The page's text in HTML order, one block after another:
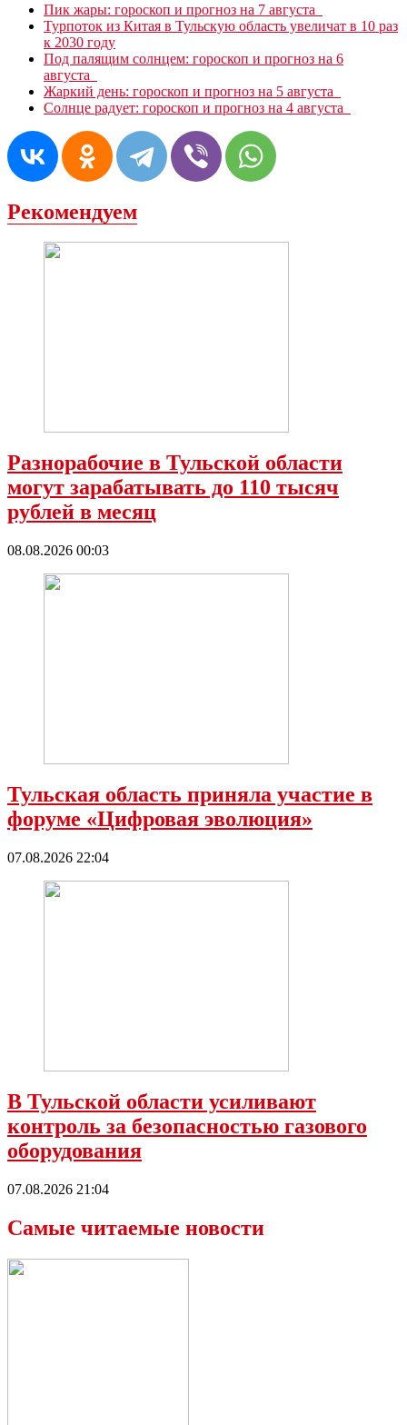
Пик жары: гороскоп и прогноз на 7 августа
Турпоток из Китая в Тульскую область увеличат в 10 раз
к 2030 году
Под палящим солнцем: гороскоп и прогноз на 6
августа
Жаркий день: гороскоп и прогноз на 5 августа
Солнце радует: гороскоп и прогноз на 4 августа
Рекомендуем
Разнорабочие в Тульской области
могут зарабатывать до 110 тысяч
рублей в месяц
08.08.2026 00:03
Тульская область приняла участие в
форуме «Цифровая эволюция»
07.08.2026 22:04
В Тульской области усиливают
контроль за безопасностью газового
оборудования
07.08.2026 21:04
Самые читаемые новости